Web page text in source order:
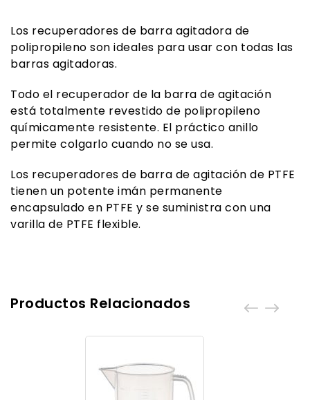
Los recuperadores de barra agitadora de
polipropileno son ideales para usar con todas las
barras agitadoras.
Todo el recuperador de la barra de agitación
está totalmente revestido de polipropileno
químicamente resistente. El práctico anillo
permite colgarlo cuando no se usa.
Los recuperadores de barra de agitación de PTFE
tienen un potente imán permanente
encapsulado en PTFE y se suministra con una
varilla de PTFE flexible.
Productos Relacionados